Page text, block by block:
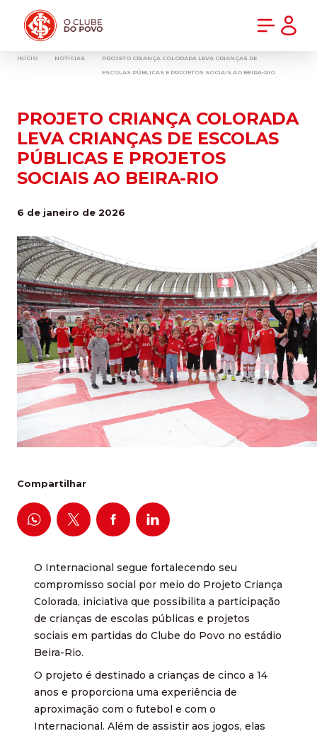
INÍCIO NOTÍCIAS
PROJETO CRIANÇA COLORADA LEVA CRIANÇAS DE
ESCOLAS PÚBLICAS E PROJETOS SOCIAIS AO BEIRA-RIO
PROJETO CRIANÇA COLORADA
LEVA CRIANÇAS DE ESCOLAS
PÚBLICAS E PROJETOS
SOCIAIS AO BEIRA-RIO
6 de janeiro de 2026
Compartilhar
O Internacional segue fortalecendo seu
compromisso social por meio do Projeto Criança
Colorada, iniciativa que possibilita a participação
de crianças de escolas públicas e projetos
sociais em partidas do Clube do Povo no estádio
Beira-Rio.
O projeto é destinado a crianças de cinco a 14
anos e proporciona uma experiência de
aproximação com o futebol e com o
Internacional. Além de assistir aos jogos, elas